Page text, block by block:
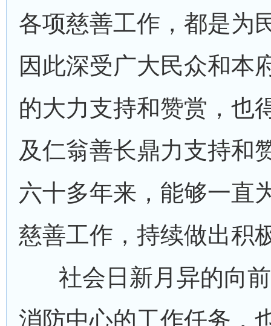
各项慈善工作，都是为
因此深受广大民众和本
的大力支持和赞赏，也
及仁翁善长鼎力支持和
六十多年来，能够一直
慈善工作，持续做出积
社会日新月异的向
消防中心的工作任务，